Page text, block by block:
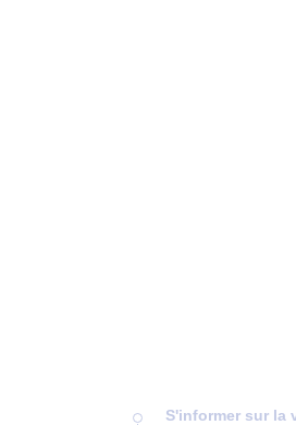
S'informer sur la